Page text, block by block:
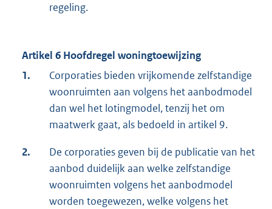
regeling.
Artikel 6 Hoofdregel woningtoewijzing
1.
Corporaties bieden vrijkomende zelfstandige
woonruimten aan volgens het aanbodmodel
dan wel het lotingmodel, tenzij het om
maatwerk gaat, als bedoeld in artikel 9.
2.
De corporaties geven bij de publicatie van het
aanbod duidelijk aan welke zelfstandige
woonruimten volgens het aanbodmodel
worden toegewezen, welke volgens het